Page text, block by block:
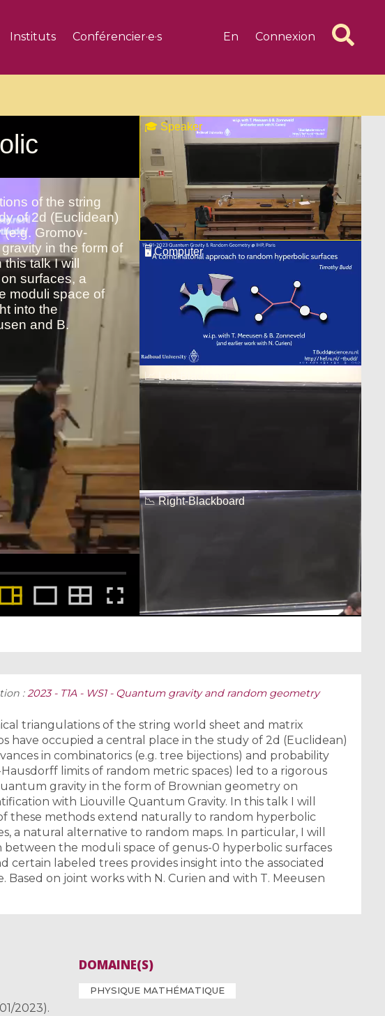
Instituts Conférencier·e·s En Connexion
6 videos
and complex
algébrique
complexe
1 videos
CIMPA-CIRM Fellowships «
Research in Residence »
Introduction to Dissipative
Dynamical Systems in Infinite
Dimensions and Their
Applications
:2023 - T1A - WS1 - Quantum gravity and random geometry
triangulations of the string world sheet and matrix
have occupied a central place in the study of 2d (Euclidean)
in combinatorics (e.g. tree bijections) and probability
limits of random metric spaces) led to a rigorous
gravity in the form of Brownian geometry on
with Liouville Quantum Gravity. In this talk I will
these methods extend naturally to random hyperbolic
a natural alternative to random maps. In particular, I will
between the moduli space of genus-0 hyperbolic surfaces
certain labeled trees provides insight into the associated
Based on joint works with N. Curien and with T. Meeusen
2023).
DOMAINE(S)
PHYSIQUE MATHÉMATIQUE